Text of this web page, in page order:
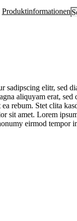
Produktinformationen
sadipscing elitr, sed
aliquyam erat,
rebum. Stet clita
sit amet. Lorem
eirmod tempor